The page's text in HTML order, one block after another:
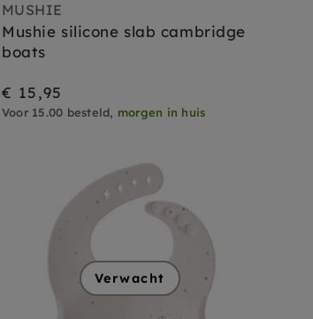
MUSHIE
Mushie silicone slab cambridge
boats
€ 15,95
Voor 15.00 besteld, morgen in huis
Verwacht